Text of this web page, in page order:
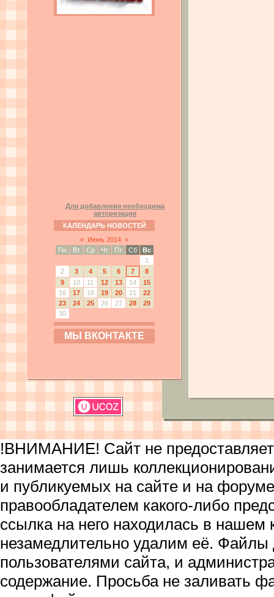
Для добавления необходима
авторизация
КАЛЕНДАРЬ НОВОСТЕЙ
«
Июнь 2014 »
Пн
Вт Ср Чт Пт Сб
Вс
1
2
3 4 5 6 7
8
9
10 11 12 13 14
15
16
17 18 19 20 21
22
23
24 25 26 27 28
29
30
МЫ ВКОНТАКТЕ
!ВНИМАНИЕ! Сайт не предоставляет
занимается лишь
и публикуемых на сайте и на
правообладателем какого-либо
ссылка на него находилась в
незамедлительно удалим её.
пользователями сайта, и
содержание. Просьба не заливать